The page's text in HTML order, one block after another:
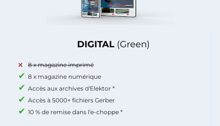
DIGITAL (Green)
8 x magazine imprimé
8 x magazine numérique
Accès aux archives d'Elektor *
Accès à 5000+ fichiers Gerber
10 % de remise dans l'e-choppe *